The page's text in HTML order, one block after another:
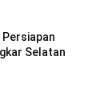
Selatan